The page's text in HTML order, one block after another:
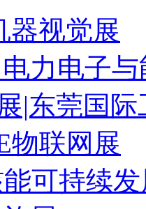
器视觉展
力电子
|东莞国
物联网展
可持续